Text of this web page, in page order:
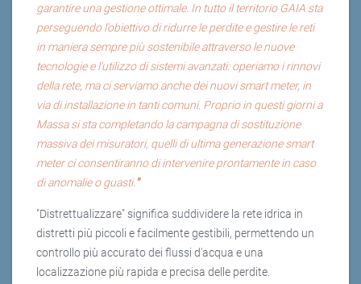
garantire una gestione ottimale. In tutto il territorio GAIA sta
perseguendo l’obiettivo di ridurre le perdite e gestire le reti
in maniera sempre più sostenibile attraverso le nuove
tecnologie e l'utilizzo di sistemi avanzati: operiamo i rinnovi
della rete, ma ci serviamo anche dei nuovi smart meter, in
via di installazione in tanti comuni. Proprio in questi giorni a
Massa si sta completando la campagna di sostituzione
massiva dei misuratori, quelli di ultima generazione smart
meter ci consentiranno di intervenire prontamente in caso
di anomalie o guasti."
"Distrettualizzare" significa suddividere la rete idrica in
distretti più piccoli e facilmente gestibili, permettendo un
controllo più accurato dei flussi d'acqua e una
localizzazione più rapida e precisa delle perdite.